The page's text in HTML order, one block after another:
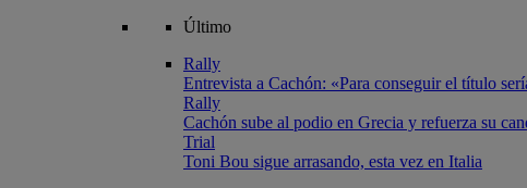
Último
Rally
Entrevista a Cachón: «Para conseguir el título
Rally
Cachón sube al podio en Grecia y refuerza su
Trial
Toni Bou sigue arrasando, esta vez en Italia